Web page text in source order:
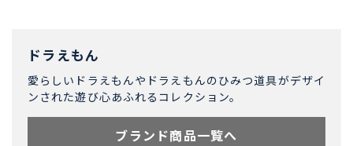
ドラえもん
愛らしいドラえもんやドラえもんのひみつ道具がデザイ
ンされた遊び心あふれるコレクション。
ブランド商品一覧へ